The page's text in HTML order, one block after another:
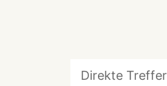
Direkte Treffer